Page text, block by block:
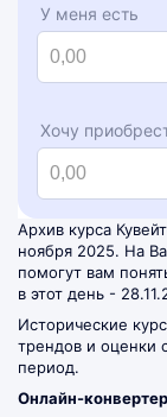
У меня есть
Хочу
Архив курса
ноября 2025. На
помогут вам
в этот день -
Исторические
трендов и оценки
период.
Онлайн-